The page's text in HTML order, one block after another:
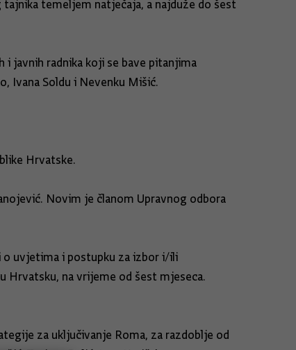
temeljem natječaja, a najduže do šest
javnih radnika koji se bave pitanjima
Ivana Soldu i Nevenku Mišić.
Hrvatske.
Novim je članom Upravnog odbora
o uvjetima i postupku za izbor i/ili
Hrvatsku, na vrijeme od šest mjeseca.
za uključivanje Roma, za razdoblje od